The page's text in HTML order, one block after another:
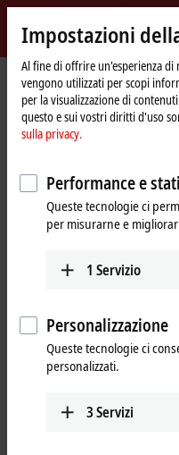
Beckhoff
-
New
Automation
Technology
Pagina
iniziale
Prodotti I/O I/O-
ZK1093-3291-0xxx
ZK1093-3291-0xxx
cable, PUR,
suitable
Impostazioni
Al fine di offrire un'esperienza di
vengono utilizzati per scopi
per la visualizzazione di
questo e sui vostri diritti d'uso
sulla privacy.
Performance e
Queste tecnologie ci
per misurarne e
1 Servizio
Personalizzazione
Queste tecnologie ci
personalizzati.
3Servizi